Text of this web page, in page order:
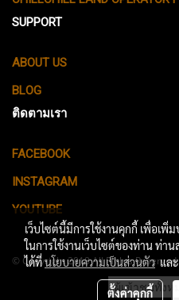
SUPPORT
ABOUT US
BLOG
ติดตามเรา
FACEBOOK
INSTAGRAM
YOUTUBE
© Copyright 2018 All Rights Reserved.
ผู้เข้าชมทั้งหม
เว็บไซต์นี้มีการใช้งานคุกกี้ เพื่อเ
ในการใช้งานเว็บไซต์ของท่าน ท่า
ได้ที่นโยบายความเป็นส่วนตัวและ
ตั้งค่าคุกกี้